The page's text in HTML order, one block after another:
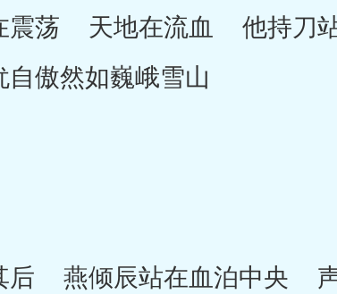
荡 天地在流血 他持刀站
傲然如巍峨雪山
燕倾辰站在血泊中央